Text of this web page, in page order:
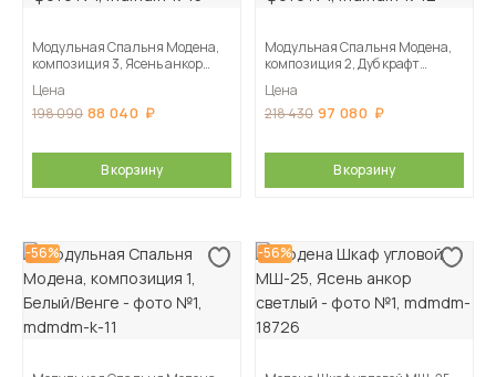
Модульная Спальня Модена,
композиция 3, Ясень анкор
Цена
198 090 88 040
В корзину
Модульная Спальня Модена,
композиция 2, Дуб крафт
Цена
218 430 97 080
В корзину
-56% -56%